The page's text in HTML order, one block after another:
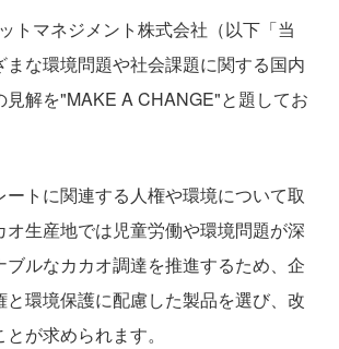
トマネジメント株式会社（以下「当
な環境問題や社会課題に関する国内
見解を"MAKE A CHANGE"と題してお
トに関連する人権や環境について取
オ生産地では児童労働や環境問題が深
ルなカカオ調達を推進するため、企
環境保護に配慮した製品を選び、改
が求められます。